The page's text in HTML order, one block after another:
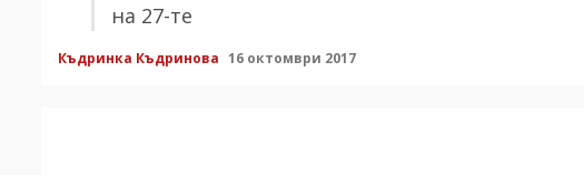
на 27-те
Къдринка Къдринова 16 октомври 2017